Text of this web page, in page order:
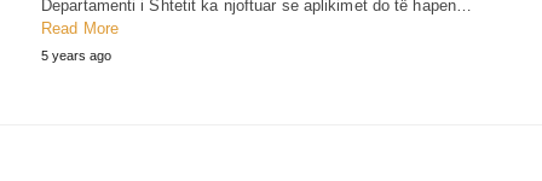
Departamenti i Shtetit ka njoftuar se aplikimet do të hapen…
Read More
5 years ago